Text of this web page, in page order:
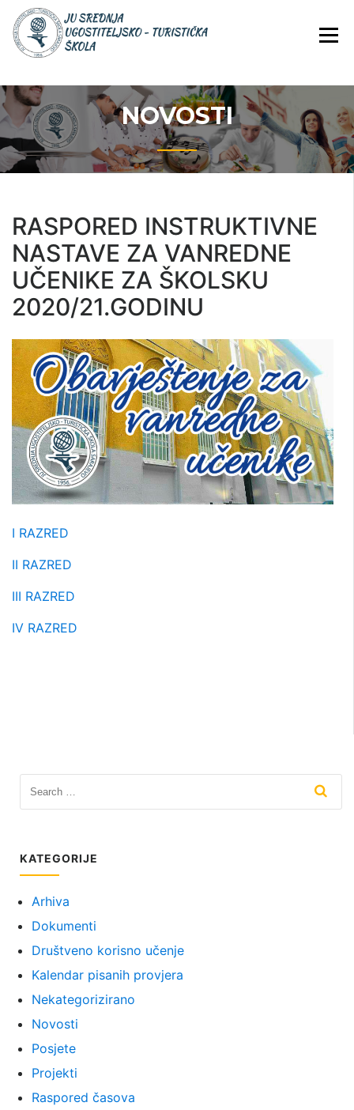
Skip
content
JU SREDNJA
NOVOSTI
RASPORED INSTRUKTIVNE
NASTAVE ZA VANREDNE
UČENIKE ZA ŠKOLSKU
2020/21.GODINU
I RAZRED
II RAZRED
III RAZRED
IV RAZRED
KATEGORIJE
Arhiva
Dokumenti
Društveno korisno učenje
Kalendar pisanih provjera
Nekategorizirano
Novosti
Posjete
Projekti
Raspored časova